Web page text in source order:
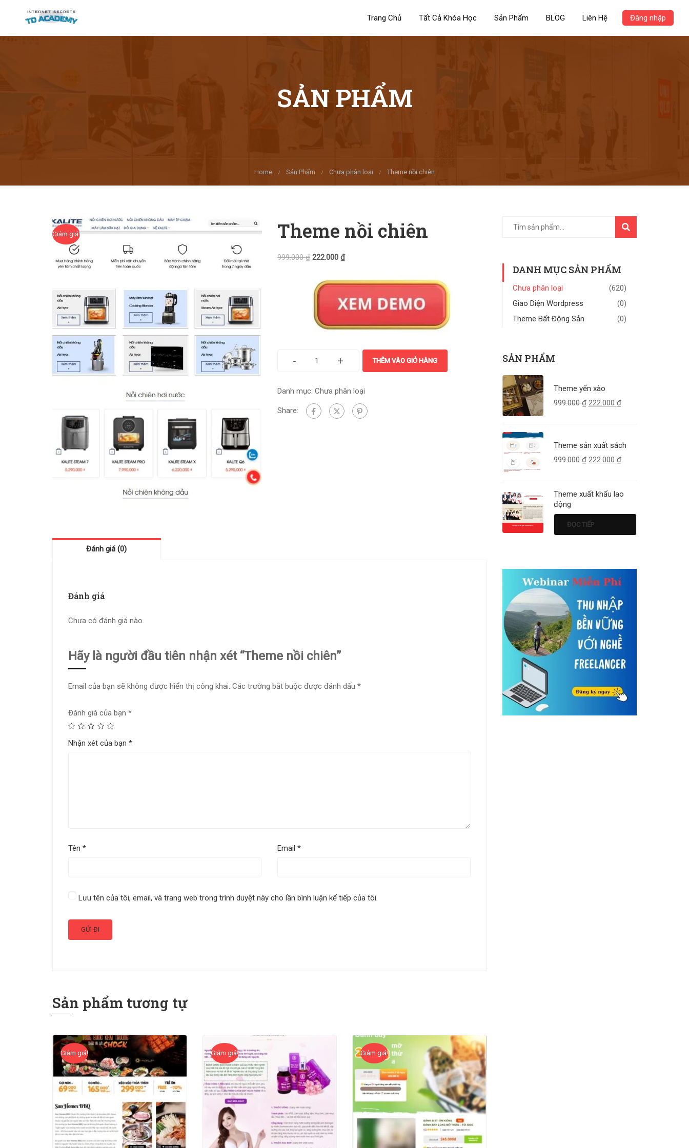
Trang Chủ Tất Cả Khóa Học Sản Phẩm BLOG Liên Hệ Đăng nhập
SẢN PHẨM
Home Sản Phẩm Chưa phân loại Theme nồi chiên
Giảm giá! Theme nồi chiên
999.000₫ 222.000 ₫
- + THÊM VÀO GIỎ HÀNG
Danh mục: Chưa phân loại
Share:
Đánh giá (0)
Đánh giá
Chưa có đánh giá nào.
Hãy là người đầu tiên nhận xét “Theme nồi chiên”
Email của bạn sẽ không được hiển thị công khai. Các trường bắt buộc được đánh dấu *
Đánh giá của bạn *
Nhận xét của bạn *
Tên * Email*
Lưu tên của tôi, email, và trang web trong trình duyệt này cho lần bình luận kế tiếp của tôi.
Sản phẩm tương tự
Giảm giá! Giảm giá! Giảm giá!
TÌM
KIẾM
DANH MỤC SẢN PHẨM
Chưa phân loại
(620)
Giao Diện Wordpress
(0)
Theme Bất Động Sản
(0)
SẢN PHẨM
Theme yến xào
999.000₫ 222.000 ₫
Theme sản xuất sách
999.000₫ 222.000 ₫
Theme xuất khẩu lao
động
ĐỌC TIẾP